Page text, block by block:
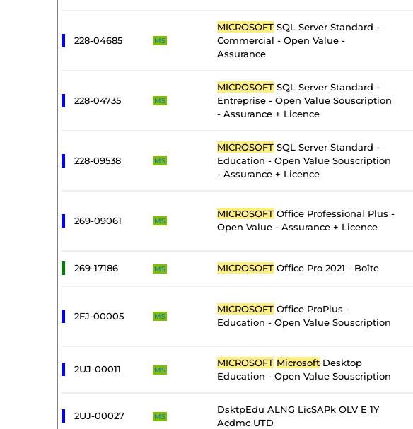
228-04685 MS
MICROSOFT SQL Server Standard -
Commercial - Open Value -
Assurance
228-04735 MS
MICROSOFT SQL Server Standard -
Entreprise - Open Value Souscription
- Assurance + Licence
228-09538 MS
MICROSOFT SQL Server Standard -
Education - Open Value Souscription
- Assurance + Licence
269-09061 MS
MICROSOFT Office Professional Plus -
Open Value - Assurance + Licence
269-17186 MS MICROSOFT Office Pro 2021 - Boîte
2FJ-00005 MS
MICROSOFT Office ProPlus -
Education - Open Value Souscription
2UJ-00011 MS
MICROSOFT Microsoft Desktop
Education - Open Value Souscription
2UJ-00027 MS
DsktpEdu ALNG LicSAPk OLV E 1Y
Acdmc UTD